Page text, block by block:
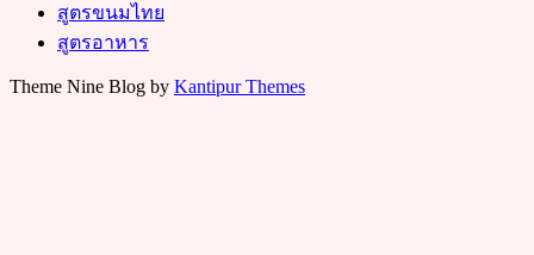
สูตรขนมไทย
สูตรอาหาร
Theme Nine Blog by Kantipur Themes